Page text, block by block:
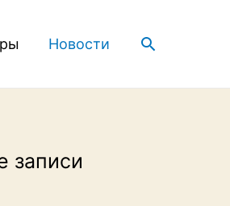
Новости Поиск
записи